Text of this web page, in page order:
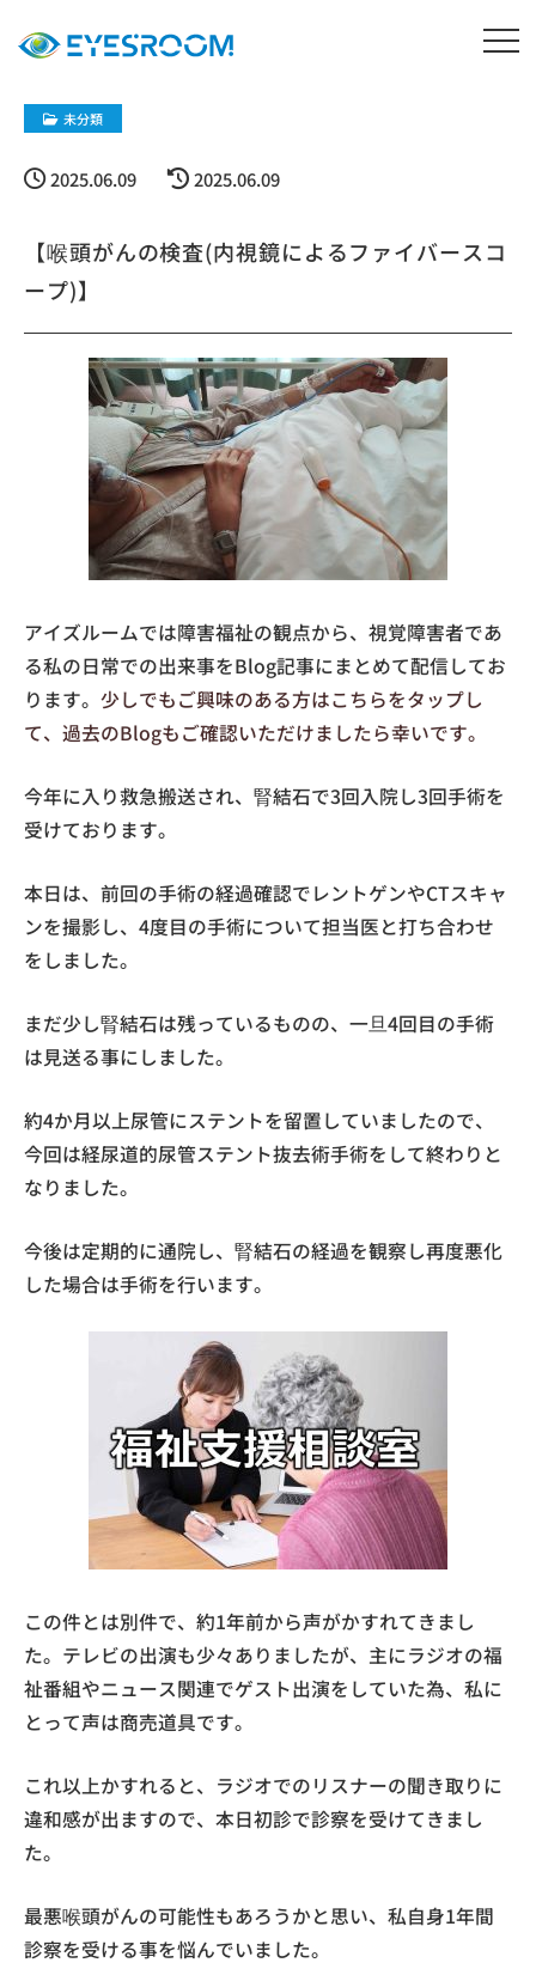
未分類
2025.06.09 2025.06.09
【喉頭がんの検査(内視鏡によるファイバースコ
ープ)】
アイズルームでは障害福祉の観点から、視覚障害者であ
る私の日常での出来事をBlog記事にまとめて配信してお
ります。 少しでもご興味のある方はこちらをタップし
て、過去のBlogもご確認いただけましたら幸いです。
今年に入り救急搬送され、腎結石で3回入院し3回手術を
受けております。
本日は、前回の手術の経過確認でレントゲンやCTスキャ
ンを撮影し、4度目の手術について担当医と打ち合わせ
をしました。
まだ少し腎結石は残っているものの、一旦4回目の手術
は見送る事にしました。
約4か月以上尿管にステントを留置していましたので、
今回は経尿道的尿管ステント抜去術手術をして終わりと
なりました。
今後は定期的に通院し、腎結石の経過を観察し再度悪化
した場合は手術を行います。
この件とは別件で、約1年前から声がかすれてきまし
た。テレビの出演も少々ありましたが、主にラジオの福
祉番組やニュース関連でゲスト出演をしていた為、私に
とって声は商売道具です。
これ以上かすれると、ラジオでのリスナーの聞き取りに
違和感が出ますので、本日初診で診察を受けてきまし
た。
最悪喉頭がんの可能性もあろうかと思い、私自身1年間
診察を受ける事を悩んでいました。